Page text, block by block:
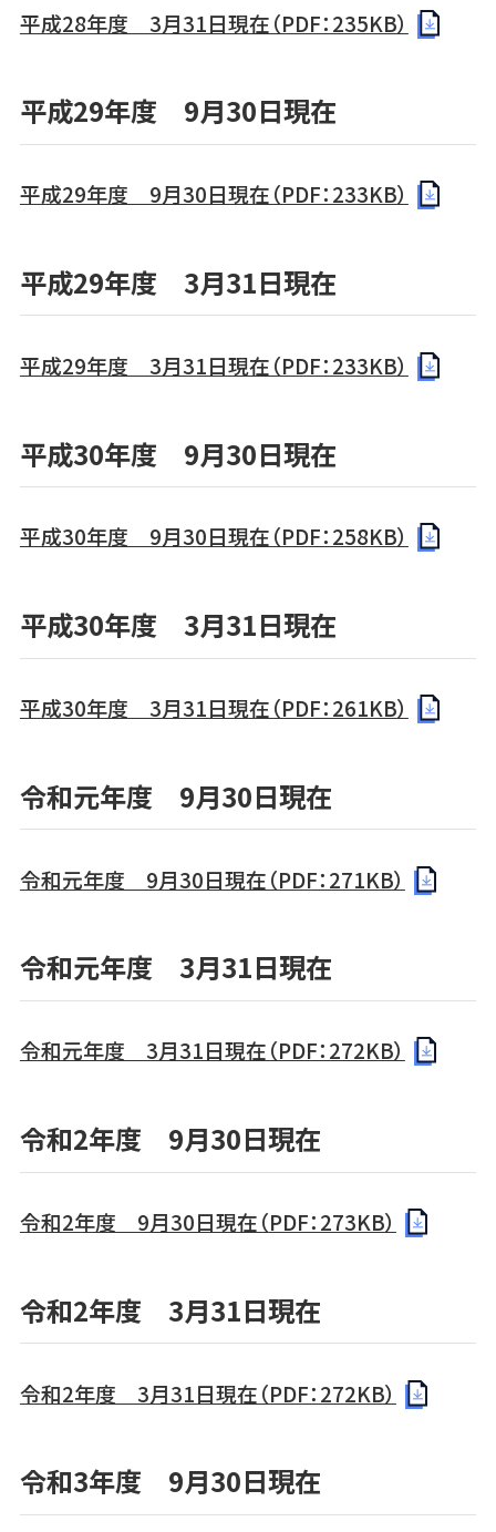
平成28年度 3月31日現在（PDF：235KB）
平成29年度 9月30日現在
平成29年度 9月30日現在（PDF：233KB）
平成29年度 3月31日現在
平成29年度 3月31日現在（PDF：233KB）
平成30年度 9月30日現在
平成30年度 9月30日現在（PDF：258KB）
平成30年度 3月31日現在
平成30年度 3月31日現在（PDF：261KB）
令和元年度 9月30日現在
令和元年度 9月30日現在（PDF：271KB）
令和元年度 3月31日現在
令和元年度 3月31日現在（PDF：272KB）
令和2年度 9月30日現在
令和2年度 9月30日現在（PDF：273KB）
令和2年度 3月31日現在
令和2年度 3月31日現在（PDF：272KB）
令和3年度 9月30日現在